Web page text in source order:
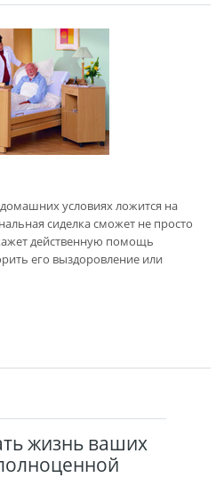
условиях ложится на
сиделка сможет не просто
действенную помощь
его выздоровление или
жизнь ваших